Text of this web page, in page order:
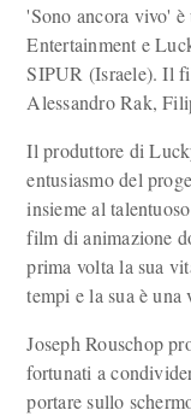
'Sono ancora vivo'
Entertainment e
SIPUR (Israele). Il
Alessandro Rak,
Il produttore di
entusiasmo del
insieme al
film di animazione
prima volta la sua
tempi e la sua è
Joseph Rouschop
fortunati a
portare sullo